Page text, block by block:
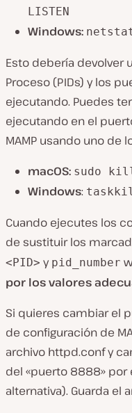
LISTEN
Windows:
Esto debería devolver
Proceso (PIDs) y los
ejecutando. Puedes
ejecutando en el
MAMP usando uno de
macOS: sudo
Windows:
Cuando ejecutes los
de sustituir los
<PID> y pid_number
por los valores
Si quieres cambiar el
de configuración de
archivo httpd.confy
del «puerto 8888» por
alternativa). Guarda el